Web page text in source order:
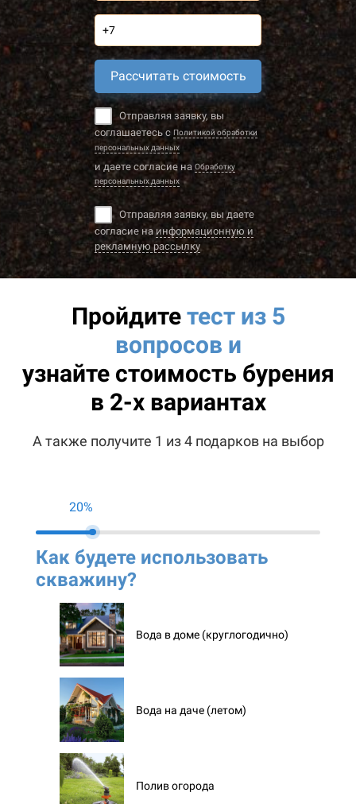
Рассчитать стоимость
Отправляя заявку, вы
соглашаетесь с Политикой обработки
персональных данных
и даете согласие на Обработку
персональных данных
Отправляя заявку, вы даете
согласие наинформационную и
рекламную рассылку
Пройдитетест из 5
вопросов и
узнайте стоимость бурения
в 2-х вариантах
А также получите 1 из 4 подарков на выбор
20%
Как будете использовать
скважину?
Вода в доме (круглогодично)
Вода на даче (летом)
Полив огорода